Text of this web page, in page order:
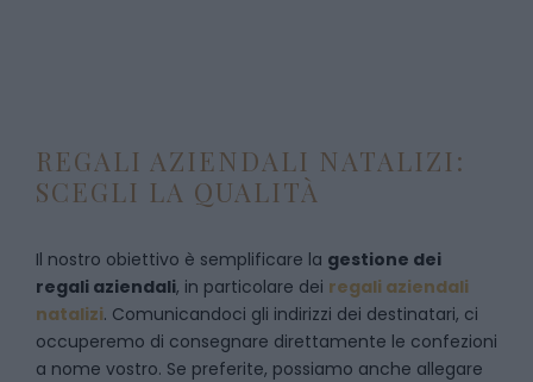
REGALI AZIENDALI NATALIZI:
SCEGLI LA QUALITÀ
Il nostro obiettivo è semplificare la gestione dei
regali aziendali, in particolare dei regali aziendali
natalizi. Comunicandoci gli indirizzi dei destinatari, ci
occuperemo di consegnare direttamente le confezioni
a nome vostro. Se preferite, possiamo anche allegare